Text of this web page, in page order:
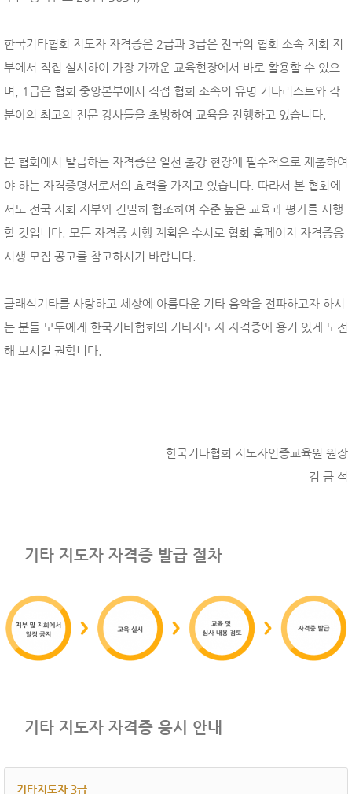
한국기타협회 지도자 자격증은 2급과 3급은 전국의 협회 소속 지회 지
부에서 직접 실시하여 가장 가까운 교육현장에서 바로 활용할 수 있으
며, 1급은 협회 중앙본부에서 직접 협회 소속의 유명 기타리스트와 각
분야의 최고의 전문 강사들을 초빙하여 교육을 진행하고 있습니다.
본 협회에서 발급하는 자격증은 일선 출강 현장에 필수적으로 제출하여
야 하는 자격증명서로서의 효력을 가지고 있습니다. 따라서 본 협회에
서도 전국 지회 지부와 긴밀히 협조하여 수준 높은 교육과 평가를 시행
할 것입니다. 모든 자격증 시행 계획은 수시로 협회 홈페이지 자격증응
시생 모집 공고를 참고하시기 바랍니다.
클래식기타를 사랑하고 세상에 아름다운 기타 음악을 전파하고자 하시
는 분들 모두에게 한국기타협회의 기타지도자 자격증에 용기 있게 도전
해 보시길 권합니다.
한국기타협회 지도자인증교육원 원장
김 금 석
기타 지도자 자격증 발급 절차
기타 지도자 자격증 응시 안내
기타지도자 3급